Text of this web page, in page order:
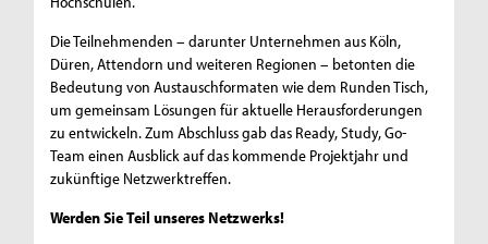
Die Teilnehmenden – darunter Unternehmen aus Köln,
Düren, Attendorn und weiteren Regionen – betonten die
Bedeutung von Austauschformaten wie dem Runden Tisch,
um gemeinsam Lösungen für aktuelle Herausforderungen
zu entwickeln. Zum Abschluss gab das Ready, Study, Go-
Team einen Ausblick auf das kommende Projektjahr und
zukünftige Netzwerktreffen.
Werden Sie Teil unseres Netzwerks!